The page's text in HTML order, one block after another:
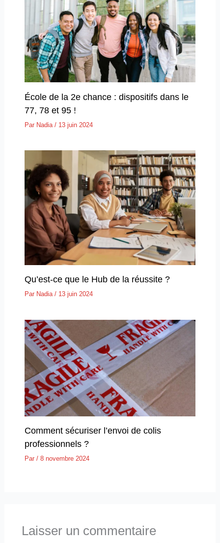
École de la 2e chance : dispositifs dans le
77, 78 et 95 !
Par Nadia / 13 juin 2024
Qu’est-ce que le Hub de la réussite ?
Par Nadia / 13 juin 2024
Comment sécuriser l’envoi de colis
professionnels ?
Par / 8 novembre 2024
Laisser un commentaire